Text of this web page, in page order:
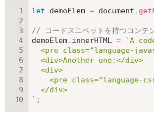
let demoElem = document .
// コードスニペットを持つコンテ
demoElem. innerHTML = `A
<pre class="language-
  <div>Another one:</div>
  <div>
<pre class="language-
` ;